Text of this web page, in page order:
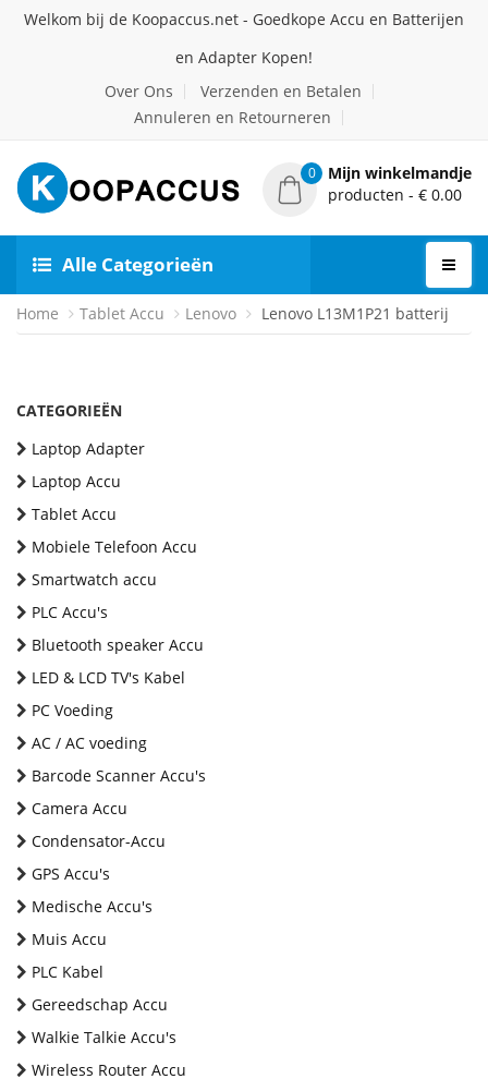
Welkom bij de Koopaccus.net - Goedkope Accu en Batterijen
en Adapter Kopen!
Over Ons
Verzenden en Betalen
Annuleren en Retourneren
0
Mijn winkelmandje
producten - € 0.00
Alle Categorieën
Home Tablet Accu Lenovo Lenovo L13M1P21 batterij
CATEGORIEËN
Laptop Adapter
Laptop Accu
Tablet Accu
Mobiele Telefoon Accu
Smartwatch accu
PLC Accu's
Bluetooth speaker Accu
LED & LCD TV's Kabel
PC Voeding
AC / AC voeding
Barcode Scanner Accu's
Camera Accu
Condensator-Accu
GPS Accu's
Medische Accu's
Muis Accu
PLC Kabel
Gereedschap Accu
Walkie Talkie Accu's
Wireless Router Accu